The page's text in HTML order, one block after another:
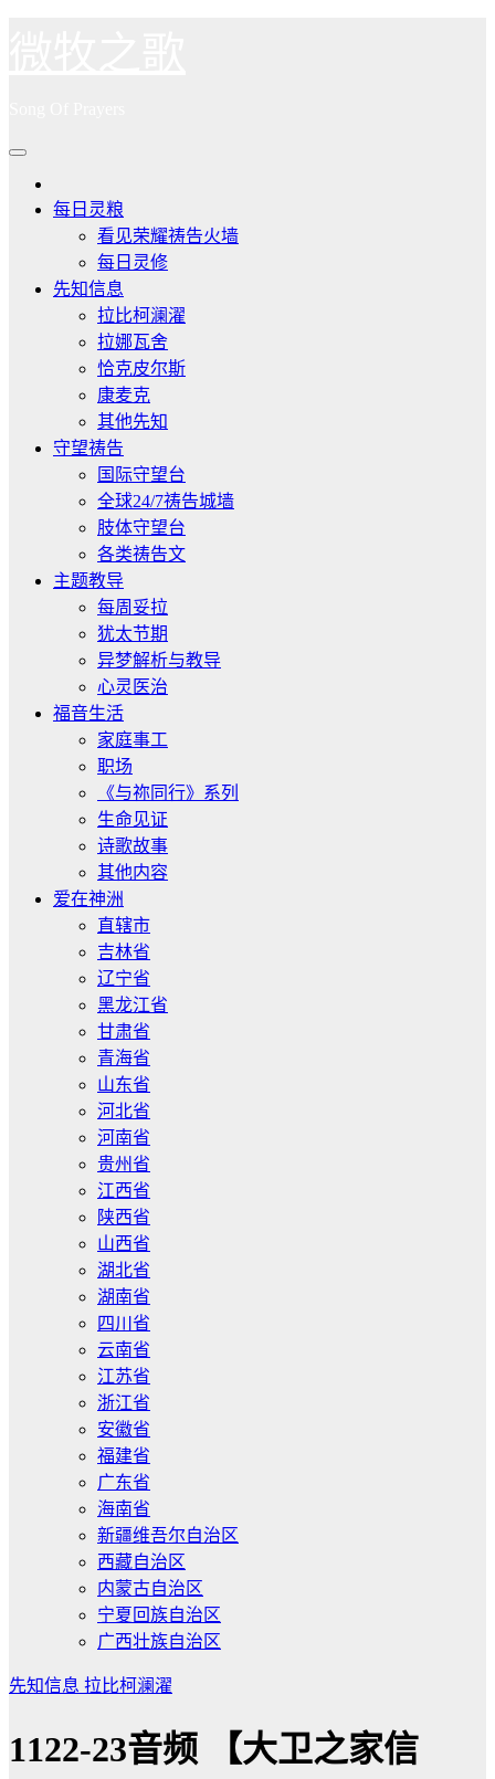
每日灵粮
看见荣耀祷告火墙
每日灵修
先知信息
拉比柯澜濯
拉娜瓦舍
恰克皮尔斯
康麦克
其他先知
守望祷告
国际守望台
全球24/7祷告城墙
肢体守望台
各类祷告文
主题教导
每周妥拉
犹太节期
异梦解析与教导
心灵医治
福音生活
家庭事工
职场
《与祢同行》系列
生命见证
诗歌故事
其他内容
爱在神洲
直辖市
吉林省
辽宁省
黑龙江省
甘肃省
青海省
山东省
河北省
河南省
贵州省
江西省
陕西省
山西省
湖北省
湖南省
四川省
云南省
江苏省
浙江省
安徽省
福建省
广东省
海南省
新疆维吾尔自治区
西藏自治区
内蒙古自治区
宁夏回族自治区
广西壮族自治区
先知信息 拉比柯澜濯
1122-23音频 【大卫之家信